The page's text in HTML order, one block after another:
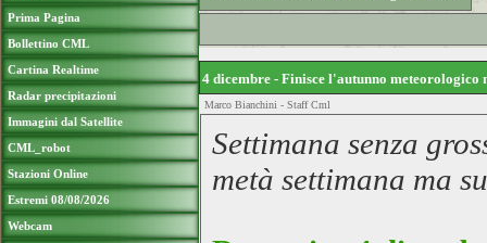
Prima Pagina
Bollettino CML
Cartina Realtime
Radar precipitazioni
Immagini dal Satellite
CML_robot
Stazioni Online
Estremi 08/08/2026
Webcam
4 dicembre - Finisce l'autunno
Marco Bianchini - Staff Cml
Settimana senza
metà settimana ma